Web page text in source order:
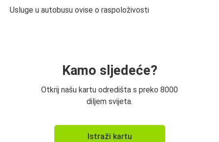
Usluge u autobusu ovise o raspoloživosti
Kamo sljedeće?
Otkrij našu kartu odredišta s preko 8000
diljem svijeta.
Istraži kartu